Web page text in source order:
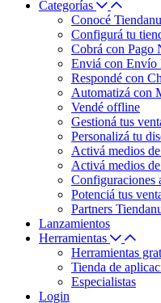
Categorías
Conocé
Configurá tu
Cobrá con Pago
Enviá con Envío
Respondé con
Automatizá con
Vendé offline
Gestioná tus
Personalizá tu
Activá medios
Activá medios
Configuraciones
Potenciá tus
Partners
Lanzamientos
Herramientas
Herramientas
Tienda de
Especialistas
Login